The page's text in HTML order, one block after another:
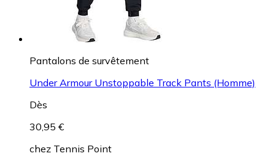
Pantalons de survêtement
Under Armour Unstoppable Track Pants (Homme)
Dès
30,95 €
chez Tennis Point